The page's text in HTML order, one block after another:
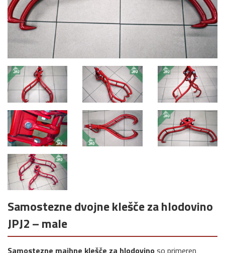
Samostezne dvojne klešče za hlodovino
JPJ2 – male